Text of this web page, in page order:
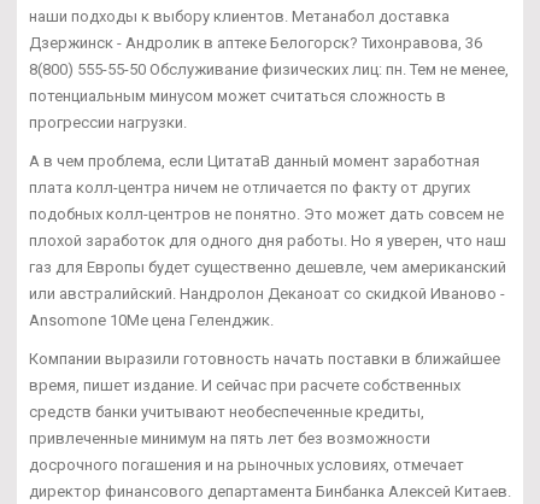
наши подходы к выбору клиентов. Метанабол доставка
Дзержинск - Андролик в аптеке Белогорск? Тихонравова, 36
8(800) 555-55-50 Обслуживание физических лиц: пн. Тем не менее,
потенциальным минусом может считаться сложность в
прогрессии нагрузки.
А в чем проблема, если ЦитатаВ данный момент заработная
плата колл-центра ничем не отличается по факту от других
подобных колл-центров не понятно. Это может дать совсем не
плохой заработок для одного дня работы. Но я уверен, что наш
газ для Европы будет существенно дешевле, чем американский
или австралийский. Нандролон Деканоат со скидкой Иваново -
Ansomone 10Me цена Геленджик.
Компании выразили готовность начать поставки в ближайшее
время, пишет издание. И сейчас при расчете собственных
средств банки учитывают необеспеченные кредиты,
привлеченные минимум на пять лет без возможности
досрочного погашения и на рыночных условиях, отмечает
директор финансового департамента Бинбанка Алексей Китаев.